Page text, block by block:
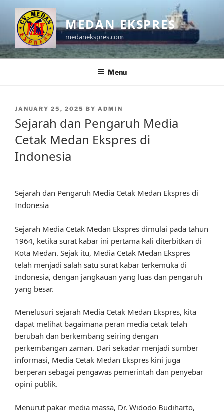
content
MEDAN EKSPRES
medanekspres.com
Menu
POSTED
JANUARY 25, 2025 BY ADMIN
Sejarah dan Pengaruh Media
Cetak Medan Ekspres di
Indonesia
Sejarah dan Pengaruh Media Cetak Medan Ekspres di
Indonesia
Sejarah Media Cetak Medan Ekspres dimulai pada tahun
1964, ketika surat kabar ini pertama kali diterbitkan di
Kota Medan. Sejak itu, Media Cetak Medan Ekspres
telah menjadi salah satu surat kabar terkemuka di
Indonesia, dengan jangkauan yang luas dan pengaruh
yang besar.
Menelusuri sejarah Media Cetak Medan Ekspres, kita
dapat melihat bagaimana peran media cetak telah
berubah dan berkembang seiring dengan
perkembangan zaman. Dari sekadar menjadi sumber
informasi, Media Cetak Medan Ekspres kini juga
berperan sebagai pengawas pemerintah dan penyebar
opini publik.
Menurut pakar media massa, Dr. Widodo Budiharto,